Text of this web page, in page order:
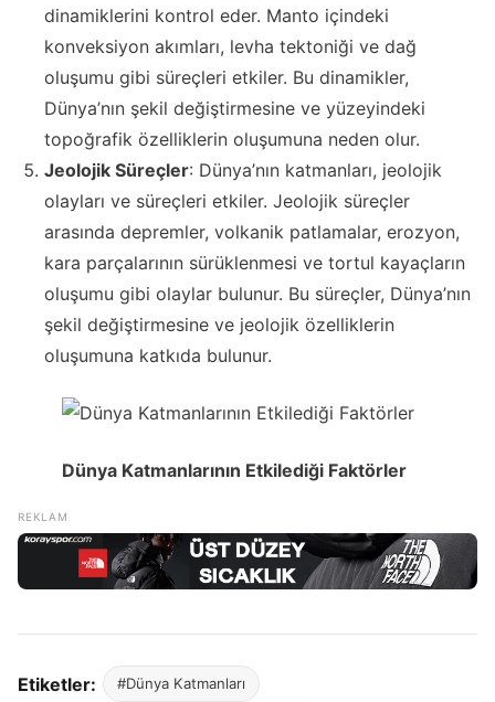
dinamiklerini kontrol eder. Manto içindeki
konveksiyon akımları, levha tektoniği ve dağ
oluşumu gibi süreçleri etkiler. Bu dinamikler,
Dünya’nın şekil değiştirmesine ve yüzeyindeki
topoğrafik özelliklerin oluşumuna neden olur.
Jeolojik Süreçler: Dünya’nın katmanları, jeolojik
olayları ve süreçleri etkiler. Jeolojik süreçler
arasında depremler, volkanik patlamalar, erozyon,
kara parçalarının sürüklenmesi ve tortul kayaçların
oluşumu gibi olaylar bulunur. Bu süreçler, Dünya’nın
şekil değiştirmesine ve jeolojik özelliklerin
oluşumuna katkıda bulunur.
Dünya Katmanlarının Etkilediği Faktörler
Etiketler: #Dünya Katmanları